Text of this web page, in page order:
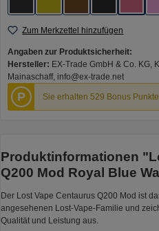
Zum Merkzettel hinzufügen
Angaben zur Produktsicherheit:
Hersteller: EX-Trade GmbH & Co. KG,
Mainaschaff, info@ex-trade.net
P Sie erhalten 529 Bonus
Produktinformationen
Q200 Mod Royal Blue
Der Lost Vape Centaurus Q200 Mod ist
angesehenen Lost-Vape-Familie und
Qualität und Leistung aus.